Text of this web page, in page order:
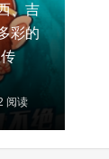
、吉
彩的
阅读